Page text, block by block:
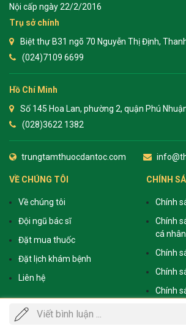
Viết bình luận ...
Nội cấp ngày 22/2/2016
Trụ sở chính
Biệt thự B31 ngõ 70 Nguyễn Thị Định,
(024)7109 6699
Hồ Chí Minh
Số 145 Hoa Lan, phường 2, quận Phú
(028)3622 1382
trungtamthuocdantoc.com
VỀ CHÚNG TÔI
Về chúng tôi
Đội ngũ bác sĩ
Đặt mua thuốc
Đặt lịch khám bệnh
Liên hệ
CHÍNH
Chính
Chính
cá
Chính
Chính
Chính
Gọi